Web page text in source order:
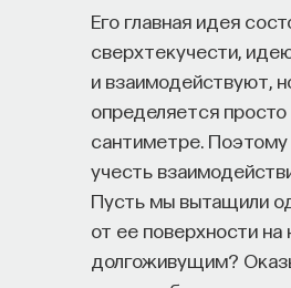
Его главная идея
сверхтекучести,
и взаимодействуют,
определяется
сантиметре.
учесть
Пусть мы вытащили
от ее поверхности
долгоживущим?